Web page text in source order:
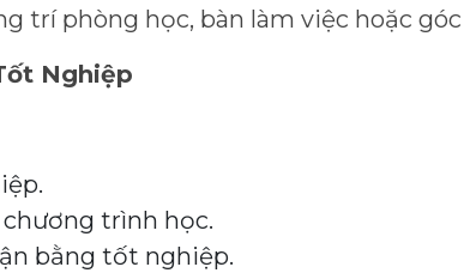
trí phòng học, bàn làm việc hoặc
Nghiệp
trình học.
bằng tốt nghiệp.